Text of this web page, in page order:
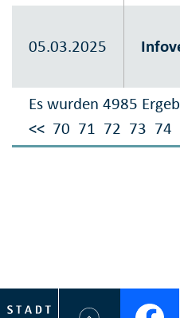
Es wurden 4985
<< 70 71 72 73 74
05.03.2025